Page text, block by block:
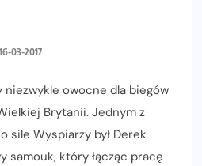
16-03-2017
niezwykle owocne dla biegów
Brytanii. Jednym z
sile Wyspiarzy był Derek
samouk, który łącząc pracę